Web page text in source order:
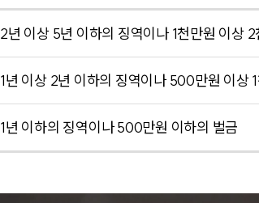
2년 이상 5년 이하의 징역이나 1천만원 이상
1년 이상 2년 이하의 징역이나 500만원 이상
1년 이하의 징역이나 500만원 이하의 벌금